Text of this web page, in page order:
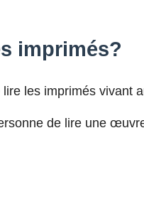
imprimés?
les imprimés vivant
de lire une